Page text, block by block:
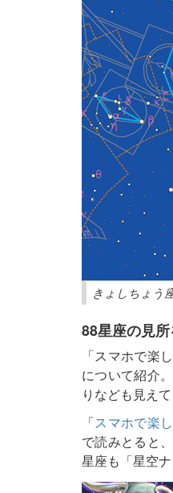
きょしちょう
88星座の見
「スマホで楽
について紹介
りなども見え
「スマホで楽
で読みとると
星座も「星空